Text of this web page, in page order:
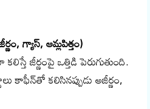
గ్యాస్, ఆమ్లపిత్తం)
జీర్ణంపై ఒత్తిడి పెరుగుతుంది.
కాఫీన్‌తో కలిసినప్పుడు అజీర్ణం,